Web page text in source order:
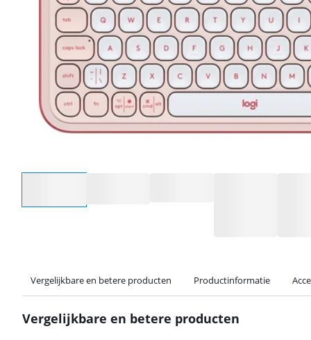
Vergelijkbare en betere producten Productinformatie
Vergelijkbare en betere producten